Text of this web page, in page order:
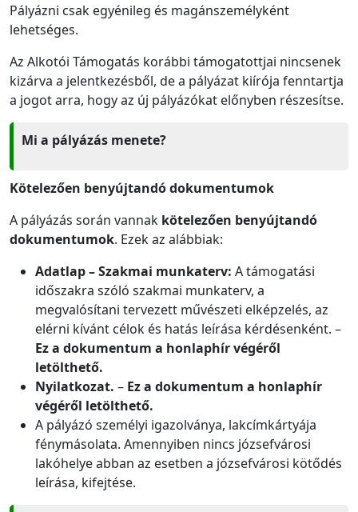
Pályázni csak egyénileg és magánszemélyként
lehetséges.
Az Alkotói Támogatás korábbi támogatottjai nincsenek
kizárva a jelentkezésből, de a pályázat kiírója fenntartja
a jogot arra, hogy az új pályázókat előnyben részesítse.
Mi a pályázás menete?
Kötelezően benyújtandó dokumentumok
A pályázás során vannak kötelezően benyújtandó
dokumentumok. Ezek az alábbiak:
Adatlap – Szakmai munkaterv: A támogatási
időszakra szóló szakmai munkaterv, a
megvalósítani tervezett művészeti elképzelés, az
elérni kívánt célok és hatás leírása kérdésenként. –
Ez a dokumentum a honlaphír végéről
letölthető.
Nyilatkozat. – Ez a dokumentum a honlaphír
végéről letölthető.
A pályázó személyi igazolványa, lakcímkártyája
fénymásolata. Amennyiben nincs józsefvárosi
lakóhelye abban az esetben a józsefvárosi kötődés
leírása, kifejtése.